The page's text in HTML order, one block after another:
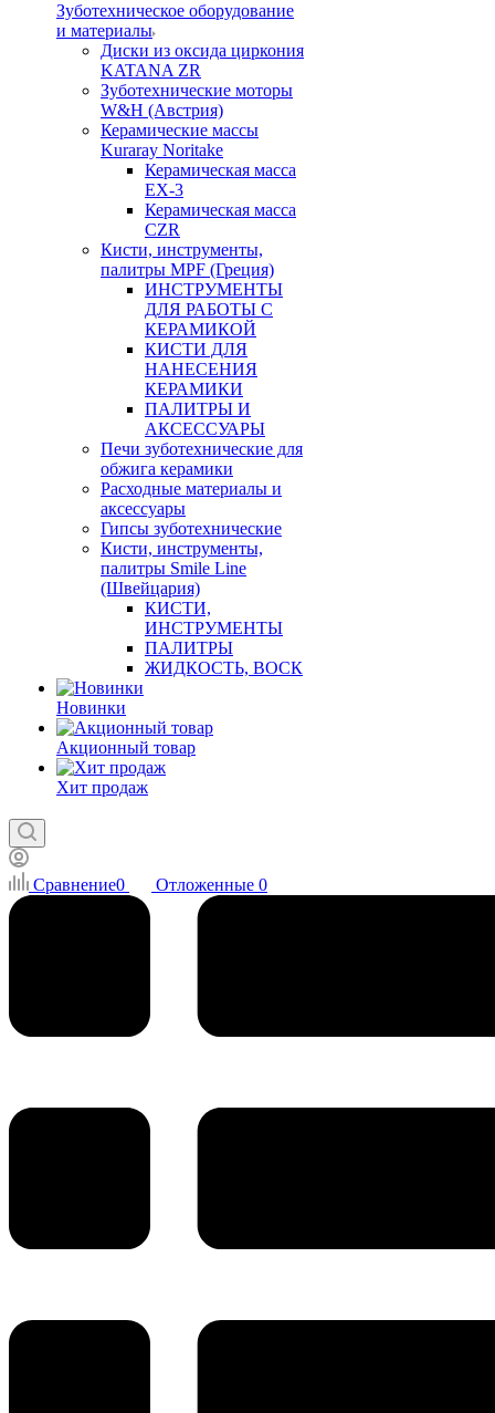
Зуботехническое оборудование
и материалы
Диски из оксида циркония
KATANA ZR
Зуботехнические моторы
W&H (Австрия)
Керамические массы
Kuraray Noritake
Керамическая масса
EX-3
Керамическая масса
CZR
Кисти, инструменты,
палитры MPF (Греция)
ИНСТРУМЕНТЫ
ДЛЯ РАБОТЫ С
КЕРАМИКОЙ
КИСТИ ДЛЯ
НАНЕСЕНИЯ
КЕРАМИКИ
ПАЛИТРЫ И
АКСЕССУАРЫ
Печи зуботехнические для
обжига керамики
Расходные материалы и
аксессуары
Гипсы зуботехнические
Кисти, инструменты,
палитры Smile Line
(Швейцария)
КИСТИ,
ИНСТРУМЕНТЫ
ПАЛИТРЫ
ЖИДКОСТЬ, ВОСК
Новинки
Акционный товар
Хит продаж
Сравнение0 Отложенные 0